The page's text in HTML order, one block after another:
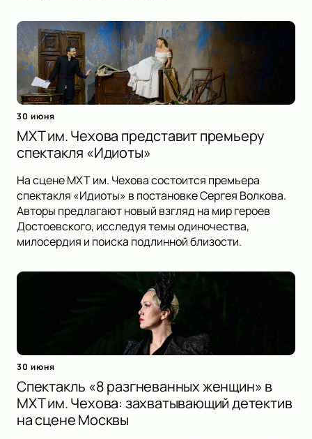
30 июня
МХТ им. Чехова представит премьеру
спектакля «Идиоты»
На сцене МХТ им. Чехова состоится премьера
спектакля «Идиоты» в постановке Сергея Волкова.
Авторы предлагают новый взгляд на мир героев
Достоевского, исследуя темы одиночества,
милосердия и поиска подлинной близости.
30 июня
Спектакль «8 разгневанных женщин» в
МХТ им. Чехова: захватывающий детектив
на сцене Москвы